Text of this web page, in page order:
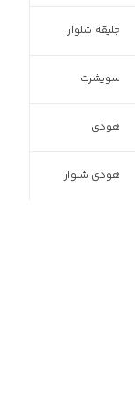
جلیقه شلوار
سویشرت
هودی
هودی شلوار